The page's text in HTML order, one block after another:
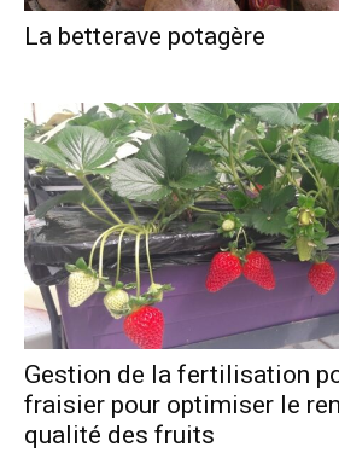
La betterave potagère
Gestion de la fertilisation
fraisier pour optimiser le
qualité des fruits